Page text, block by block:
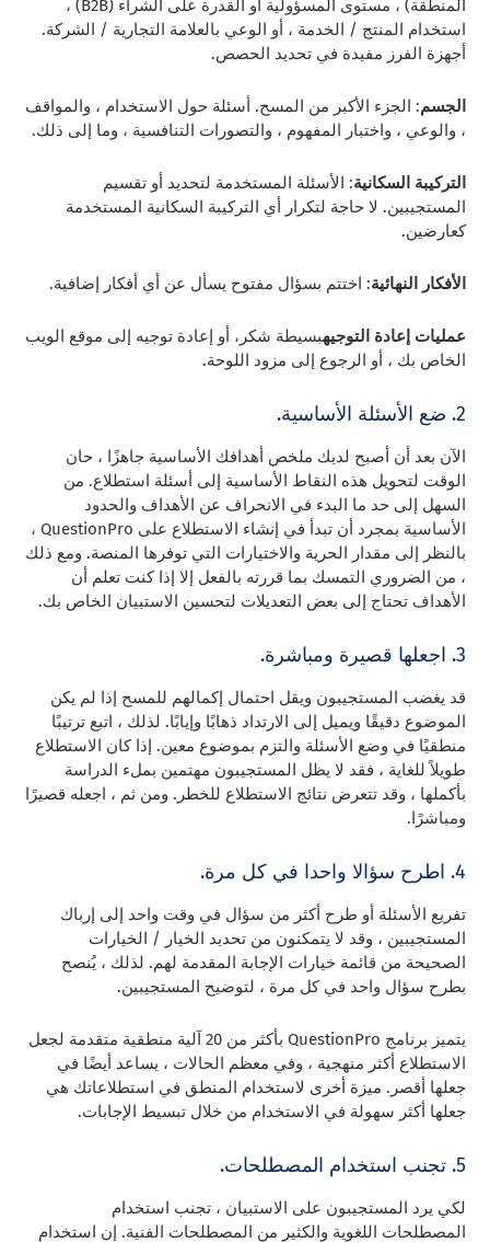
المنطقة) ، مستوى المسؤولية أو القدرة على الشراء (B2B) ،
استخدام المنتج / الخدمة ، أو الوعي بالعلامة التجارية / الشركة.
أجهزة الفرز مفيدة في تحديد الحصص.
الجسم: الجزء الأكبر من المسح. أسئلة حول الاستخدام ، والمواقف
، والوعي ، واختبار المفهوم ، والتصورات التنافسية ، وما إلى ذلك.
التركيبة السكانية: الأسئلة المستخدمة لتحديد أو تقسيم
المستجيبين. لا حاجة لتكرار أي التركيبة السكانية المستخدمة
كعارضين.
الأفكار النهائية: اختتم بسؤال مفتوح يسأل عن أي أفكار إضافية.
عمليات إعادة التوجيهبسيطة شكر، أو إعادة توجيه إلى موقع الويب
الخاص بك ، أو الرجوع إلى مزود اللوحة.
2. ضع الأسئلة الأساسية.
الآن بعد أن أصبح لديك ملخص أهدافك الأساسية جاهزًا ، حان
الوقت لتحويل هذه النقاط الأساسية إلى أسئلة استطلاع. من
السهل إلى حد ما البدء في الانحراف عن الأهداف والحدود
الأساسية بمجرد أن تبدأ في إنشاء الاستطلاع على QuestionPro ،
بالنظر إلى مقدار الحرية والاختيارات التي توفرها المنصة. ومع ذلك
، من الضروري التمسك بما قررته بالفعل إلا إذا كنت تعلم أن
الأهداف تحتاج إلى بعض التعديلات لتحسين الاستبيان الخاص بك.
3. اجعلها قصيرة ومباشرة.
قد يغضب المستجيبون ويقل احتمال إكمالهم للمسح إذا لم يكن
الموضوع دقيقًا ويميل إلى الارتداد ذهابًا وإيابًا. لذلك ، اتبع ترتيبًا
منطقيًا في وضع الأسئلة والتزم بموضوع معين. إذا كان الاستطلاع
طويلاً للغاية ، فقد لا يظل المستجيبون مهتمين بملء الدراسة
بأكملها ، وقد تتعرض نتائج الاستطلاع للخطر. ومن ثم ، اجعله قصيرًا
ومباشرًا.
4. اطرح سؤالا واحدا في كل مرة.
تفريع الأسئلة أو طرح أكثر من سؤال في وقت واحد إلى إرباك
المستجيبين ، وقد لا يتمكنون من تحديد الخيار / الخيارات
الصحيحة من قائمة خيارات الإجابة المقدمة لهم. لذلك ، يُنصح
بطرح سؤال واحد في كل مرة ، لتوضيح المستجيبين.
يتميز برنامج QuestionPro بأكثر من 20 آلية منطقية متقدمة لجعل
الاستطلاع أكثر منهجية ، وفي معظم الحالات ، يساعد أيضًا في
جعلها أقصر. ميزة أخرى لاستخدام المنطق في استطلاعاتك هي
جعلها أكثر سهولة في الاستخدام من خلال تبسيط الإجابات.
5. تجنب استخدام المصطلحات.
لكي يرد المستجيبون على الاستبيان ، تجنب استخدام
المصطلحات اللغوية والكثير من المصطلحات الفنية. إن استخدام